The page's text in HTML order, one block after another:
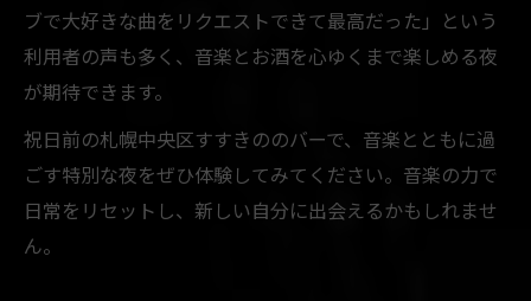
ブで大好きな曲をリクエストできて最高だった」という
利用者の声も多く、音楽とお酒を心ゆくまで楽しめる夜
が期待できます。
祝日前の札幌中央区すすきののバーで、音楽とともに過
ごす特別な夜をぜひ体験してみてください。音楽の力で
日常をリセットし、新しい自分に出会えるかもしれませ
ん。